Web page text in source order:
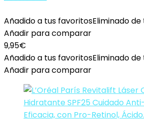
Añadido a tus favoritosEliminado
Añadir para comparar
9,95€
Añadido a tus favoritosEliminado
Añadir para comparar